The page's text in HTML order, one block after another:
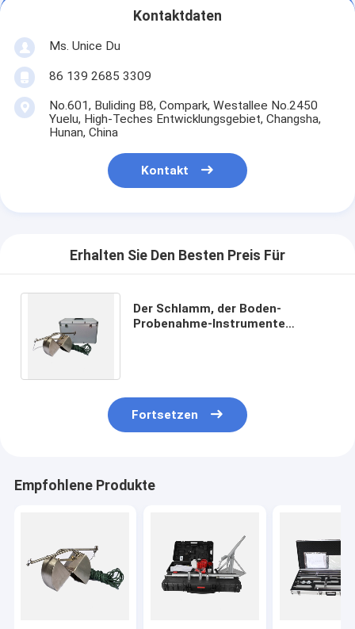
Kontaktdaten
Ms. Unice Du
86 139 2685 3309
No.601, Buliding B8, Compark, Westallee No.2450
Yuelu, High-Teches Entwicklungsgebiet, Changsha,
Hunan, China
Kontakt
Erhalten Sie Den Besten Preis Für
Der Schlamm, der Boden-
Probenahme-Instrumente
Fortsetzen
Empfohlene Produkte